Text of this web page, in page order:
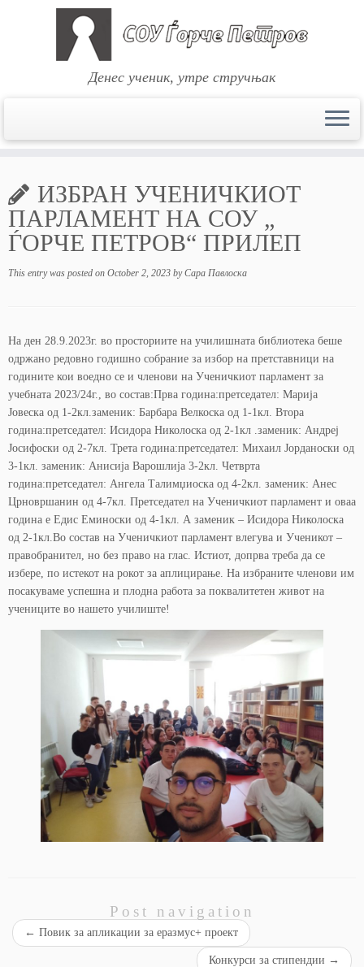
content
Денес ученик, утре стручњак
ИЗБРАН УЧЕНИЧКИОТ
ПАРЛАМЕНТ НА СОУ „
ЃОРЧЕ ПЕТРОВ“ ПРИЛЕП
This entry was posted on October 2, 2023 byСара Павлоска
На ден 28.9.2023г. во просториите на училишната библиотека беше
одржано редовно годишно собрание за избор на претставници на
годините кои воедно се и членови на Ученичкиот парламент за
учебната 2023/24г., во состав:Прва година:претседател: Марија
Јовеска од 1-2кл.заменик: Барбара Велкоска од 1-1кл. Втора
година:претседател: Исидора Николоска од 2-1кл .заменик: Андреј
Јосифоски од 2-7кл. Трета година:претседател: Михаил Јорданоски од
3-1кл. заменик: Анисија Варошлија 3-2кл. Четврта
година:претседател: Ангела Талимџиоска од 4-2кл. заменик: Анес
Црновршанин од 4-7кл. Претседател на Ученичкиот парламент и оваа
година е Едис Еминоски од 4-1кл. А заменик – Исидора Николоска
од 2-1кл.Во состав на Ученичкиот парламент влегува и Ученикот –
правобранител, но без право на глас. Истиот, допрва треба да се
избере, по истекот на рокот за аплицирање. На избраните членови им
посакуваме успешна и плодна работа за поквалитетен живот на
учениците во нашето училиште!
Post navigation
← Повик за апликации за еразмус+ проект
Конкурси за стипендии →